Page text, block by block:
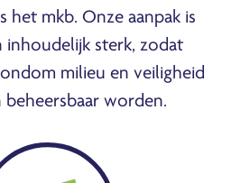
het mkb. Onze aanpak is
inhoudelijk sterk, zodat
milieu en veiligheid
beheersbaar worden.